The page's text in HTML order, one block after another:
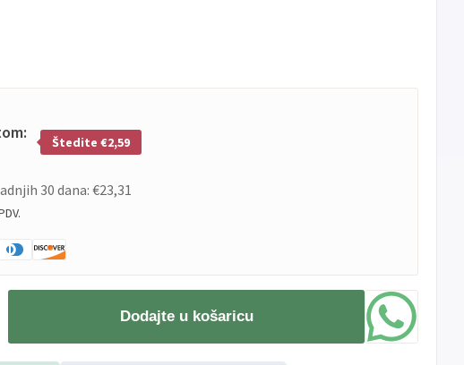
Štedite €2,59
30 dana: €23,31
Dodajte u košaricu